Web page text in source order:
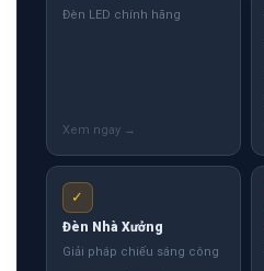
Đèn LED chính hãng
✓
Đèn Nhà Xưởng
Giải pháp chiếu sáng công